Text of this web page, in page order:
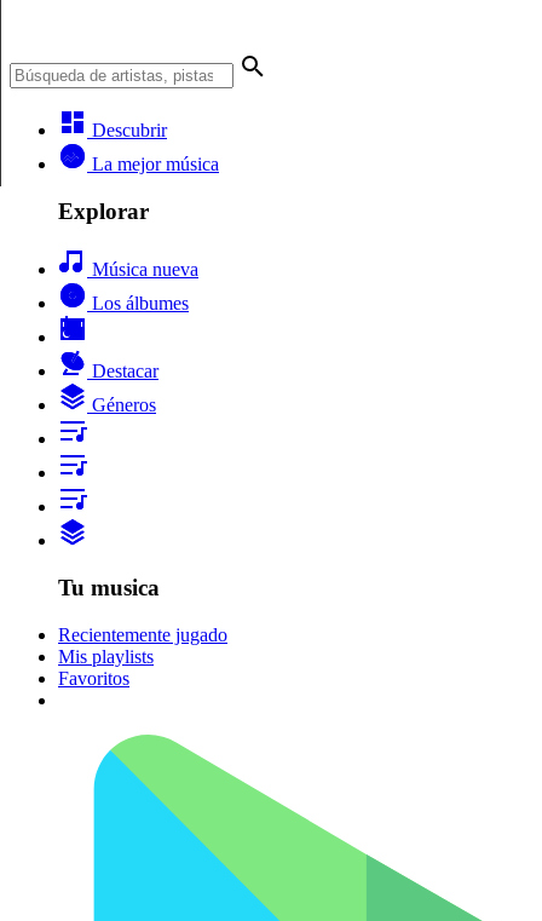
Descubrir
La mejor música
Explorar
Música nueva
Los álbumes
Destacar
Géneros
Tu musica
Recientemente jugado
Mis playlists
Favoritos